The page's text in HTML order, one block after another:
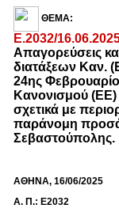
ΘΕΜΑ:
E.2032/
Απαγορεύσεις
διατάξεων Καν.
24ης
Κανονισμού (ΕΕ)
σχετικά με
παράνομη
Σεβαστούπολης.
ΑΘΗΝΑ, 16/06/2025
A. Π.: E2032